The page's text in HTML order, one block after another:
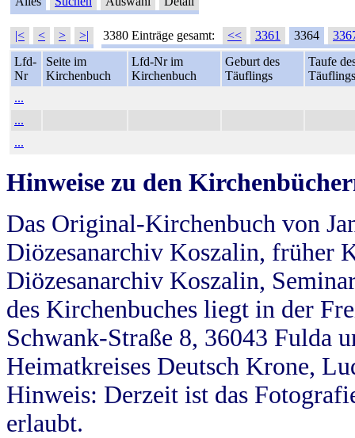
|< < > >| 3380 Einträge gesamt: << 3361 3364
Lfd-
Nr
Seite im
Kirchenbuch
Lfd-Nr im
Kirchenbuch
Geburt des
Täuflings
Taufe
Täuflings
...
...
...
Hinweise zu den
Das Original-Kirchenbuch von
Diözesanarchiv Koszalin, früher
Diözesanarchiv Koszalin,
des Kirchenbuches liegt in der
Schwank-Straße 8, 36043 Fulda
Heimatkreises Deutsch Krone,
Hinweis: Derzeit ist das
erlaubt.